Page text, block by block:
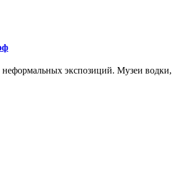
экспозиций. Музеи